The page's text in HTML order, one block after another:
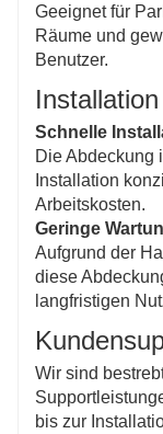
Geeignet für
Räume und
Benutzer.
Schnelle
Die Abdeckung
Installation
Arbeitskosten.
Geringe
Aufgrund der
diese
langfristigen
Wir sind
bis zur